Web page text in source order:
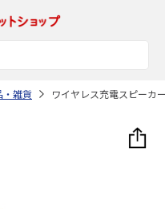
・雑貨 ワイヤレス充電スピー